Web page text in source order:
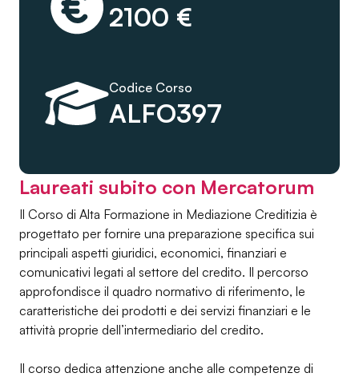
2100 €
ALFO397
Codice Corso
Laureati subito con Mercatorum
Il Corso di Alta Formazione in Mediazione Creditizia è
progettato per fornire una preparazione specifica sui
principali aspetti giuridici, economici, finanziari e
comunicativi legati al settore del credito. Il percorso
approfondisce il quadro normativo di riferimento, le
caratteristiche dei prodotti e dei servizi finanziari e le
attività proprie dell’intermediario del credito.
Il corso dedica attenzione anche alle competenze di